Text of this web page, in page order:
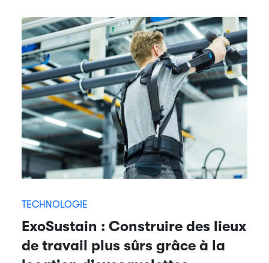
TECHNOLOGIE
ExoSustain : Construire des lieux
de travail plus sûrs grâce à la